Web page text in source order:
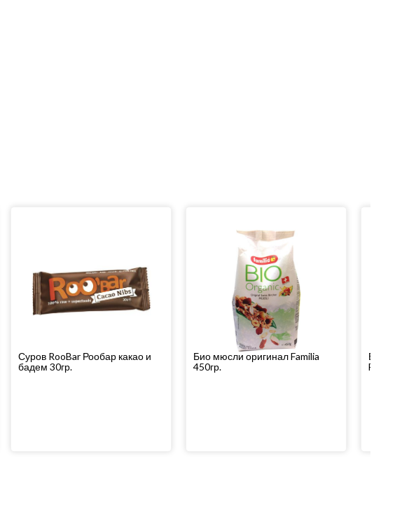
Суров RooBar Рообар какао и
бадем 30гр.
Био мюсли оригинал Familia
450гр.
Био